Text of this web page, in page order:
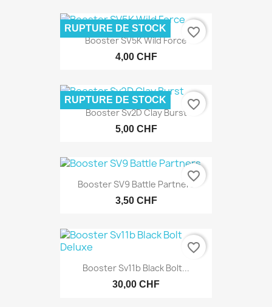
Booster SV5K Wild Force
4,00 CHF
RUPTURE DE STOCK favorite_border
Booster Sv2D Clay Burst
5,00 CHF
RUPTURE DE STOCK favorite_border
Booster SV9 Battle Partners
3,50 CHF
favorite_border
Booster Sv11b Black Bolt...
30,00 CHF
favorite_border